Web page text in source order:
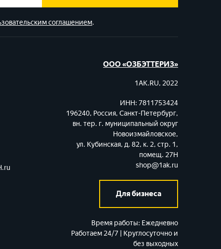
соглашением.
ООО «ОЗБЭТТЕРИЗ»
1AK.RU, 2022
ИНН: 7811753424
196240, Россия, Санкт-Петербург,
вн. тер. г. муниципальный округ
Новоизмайловское,
ул. Кубинская, д. 82, к. 2, стр. 1,
помещ. 27Н
shop@1ak.ru
Для бизнеса
Время работы: Ежедневно
Работаем 24/7 | Круглосуточно и
без выходных